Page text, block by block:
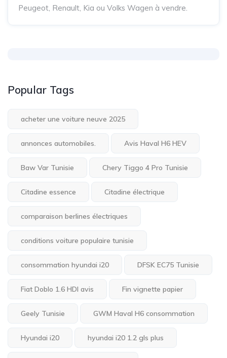
Peugeot, Renault, Kia ou Volks Wagen à vendre.
Popular Tags
acheter une voiture neuve 2025
annonces automobiles. Avis Haval H6 HEV
Baw Var Tunisie Chery Tiggo 4 Pro Tunisie
Citadine essence Citadine électrique
comparaison berlines électriques
conditions voiture populaire tunisie
consommation hyundai i20 DFSK EC75 Tunisie
Fiat Doblo 1.6 HDI avis Fin vignette papier
Geely Tunisie GWM Haval H6 consommation
Hyundai i20 hyundai i20 1.2 gls plus